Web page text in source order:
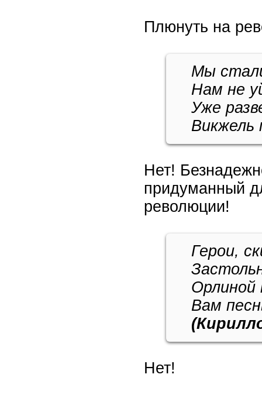
Плюнуть на
Мы
Нам не
Уже
Нет!
придуманный
революции!
Герои,
Вам
Нет!